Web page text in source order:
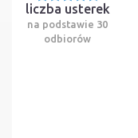
liczba usterek
na podstawie 30
odbiorów